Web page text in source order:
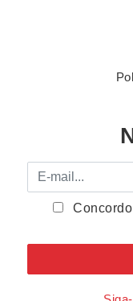
E-mail